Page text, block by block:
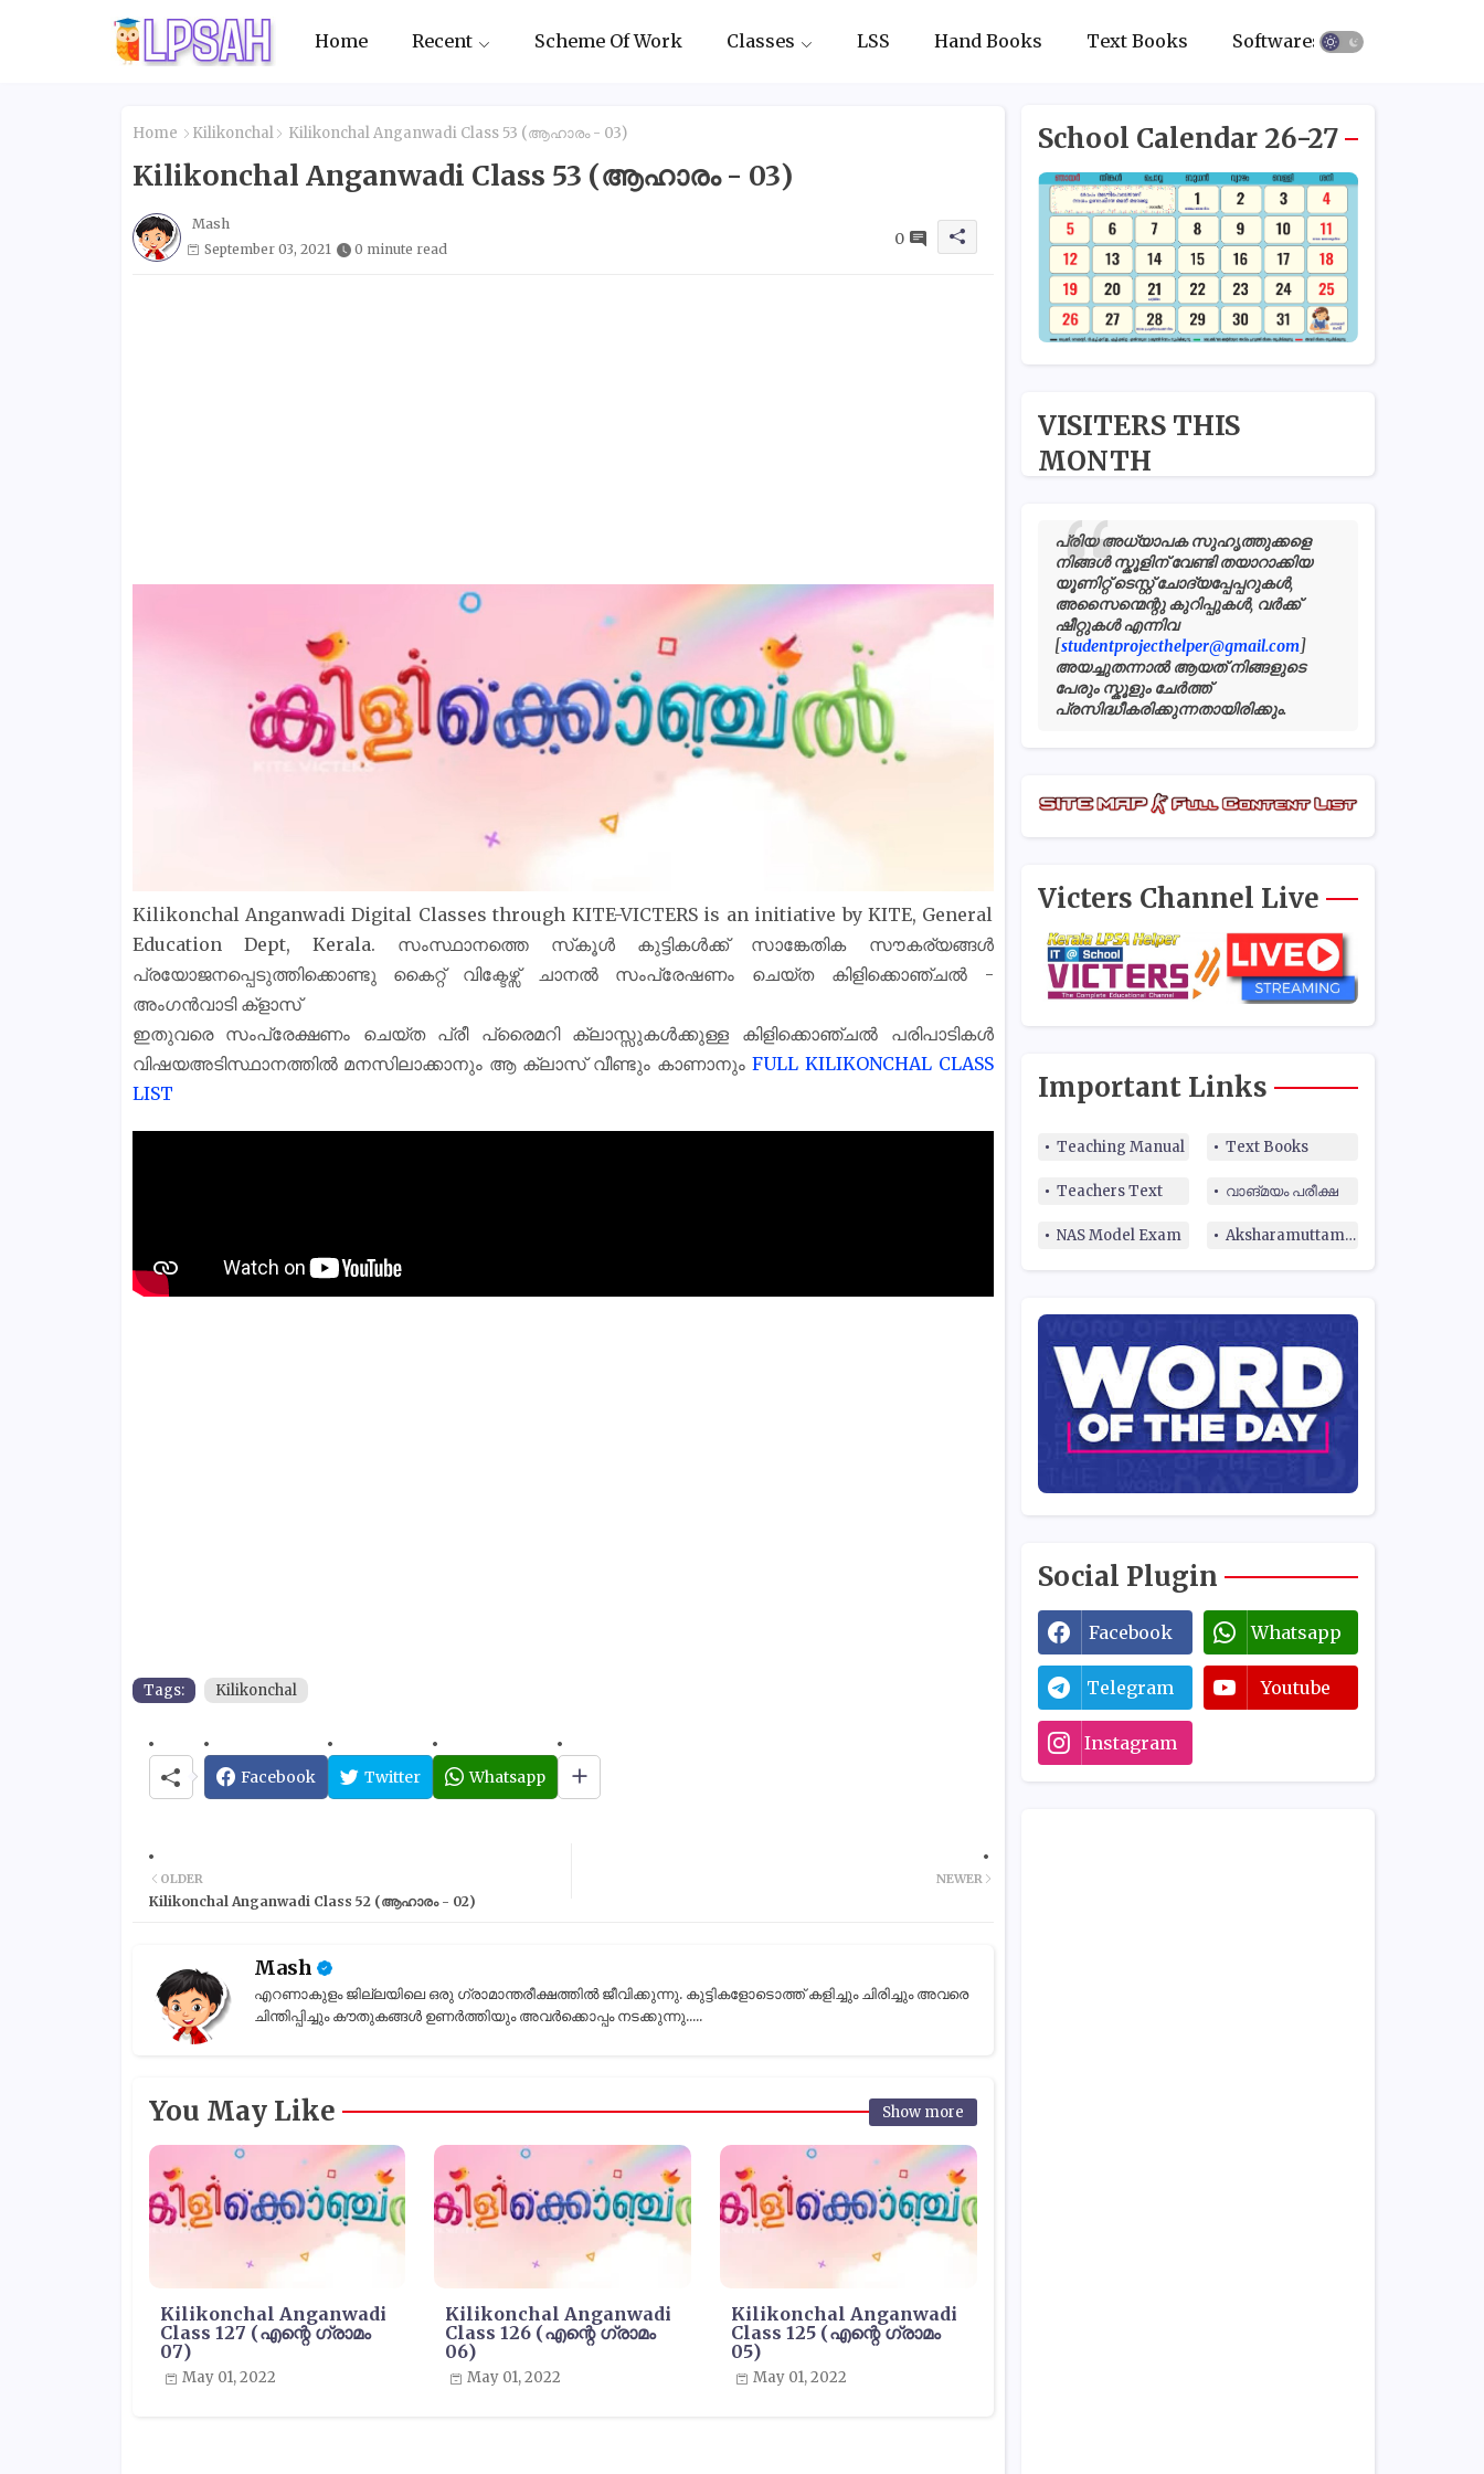
Home Recent Scheme Of Work Classes LSS Hand Books Text Books Softwares
Home Kilikonchal Kilikonchal Anganwadi Class 53 (ആഹാരം - 03)
Kilikonchal Anganwadi Class 53 (ആഹാരം - 03)
Mash
September 03, 2021
0 minute read
0
Kilikonchal Anganwadi Digital Classes through KITE-VICTERS is an initiative by KITE, General
Education Dept, Kerala. സംസ്ഥാനത്തെ സ്‌കൂൾ കുട്ടികൾക്ക് സാങ്കേതിക സൗകര്യങ്ങൾ
പ്രയോജനപ്പെടുത്തിക്കൊണ്ടു കൈറ്റ് വിക്ടേഴ്സ് ചാനല്‍ സംപ്രേഷണം ചെയ്ത കിളിക്കൊഞ്ചൽ -
അംഗൻവാടി ക്‌ളാസ്‌
ഇതുവരെ സംപ്രേക്ഷണം ചെയ്ത പ്രീ പ്രൈമറി ക്ലാസ്സുകൾക്കുള്ള കിളിക്കൊഞ്ചൽ പരിപാടികൾ
വിഷയഅടിസ്ഥാനത്തിൽ മനസിലാക്കാനും ആ ക്ലാസ് വീണ്ടും കാണാനും FULL KILIKONCHAL CLASS
LIST
Tags: Kilikonchal
Facebook Twitter Whatsapp
NEWER
OLDER
Kilikonchal Anganwadi Class 52 (ആഹാരം - 02)
Mash
എറണാകുളം ജില്ലയിലെ ഒരു ഗ്രാമാന്തരീക്ഷത്തിൽ ജീവിക്കുന്നു. കുട്ടികളോടൊത്ത് കളിച്ചും ചിരിച്ചും അവരെ
ചിന്തിപ്പിച്ചും കൗതുകങ്ങൾ ഉണർത്തിയും അവർക്കൊപ്പം നടക്കുന്നു.....
You May Like Show more
Kilikonchal Anganwadi
Class 127 (എന്റെ ഗ്രാമം
07)
May 01, 2022
Kilikonchal Anganwadi
Class 126 (എന്റെ ഗ്രാമം
06)
May 01, 2022
Kilikonchal Anganwadi
Class 125 (എന്റെ ഗ്രാമം
05)
May 01, 2022
School Calendar 26-27
VISITERS THIS
MONTH
പ്രിയ അധ്യാപക സുഹൃത്തുക്കളെ
നിങ്ങൾ സ്കൂളിന് വേണ്ടി തയാറാക്കിയ
യൂണിറ്റ് ടെസ്റ്റ് ചോദ്യപ്പേപ്പറുകൾ,
അസൈന്മെന്റു കുറിപ്പുകൾ, വർക്ക്
ഷീറ്റുകൾ എന്നിവ
[studentprojecthelper@gmail.com]
അയച്ചുതന്നാൽ ആയത് നിങ്ങളുടെ
പേരും സ്കൂളും ചേർത്ത്
പ്രസിദ്ധീകരിക്കുന്നതായിരിക്കും.
Victers Channel Live
Important Links
Teaching Manual Text Books
Teachers Text വാങ്മയം പരീക്ഷ
NAS Model Exam Aksharamuttam Quiz
Social Plugin
Facebook Whatsapp
Telegram Youtube
Instagram